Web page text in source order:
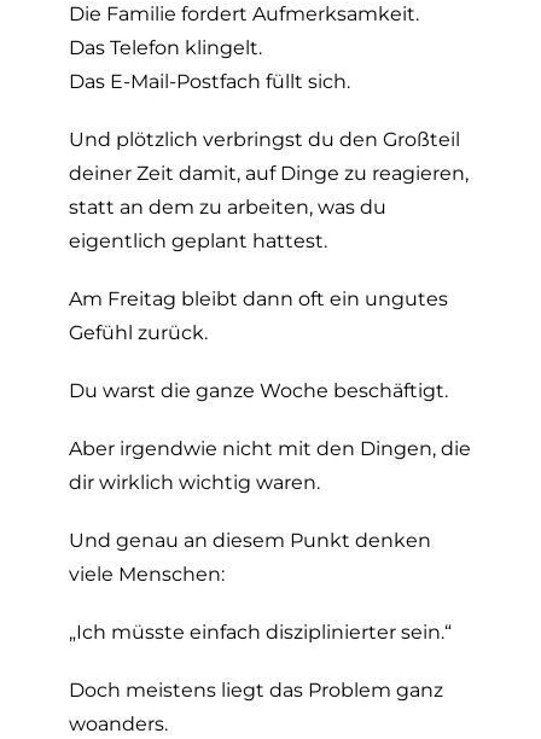
Die Familie fordert Aufmerksamkeit.
Das Telefon klingelt.
Das E-Mail-Postfach füllt sich.
Und plötzlich verbringst du den Großteil
deiner Zeit damit, auf Dinge zu reagieren,
statt an dem zu arbeiten, was du
eigentlich geplant hattest.
Am Freitag bleibt dann oft ein ungutes
Gefühl zurück.
Du warst die ganze Woche beschäftigt.
Aber irgendwie nicht mit den Dingen, die
dir wirklich wichtig waren.
Und genau an diesem Punkt denken
viele Menschen:
„Ich müsste einfach disziplinierter sein.“
Doch meistens liegt das Problem ganz
woanders.